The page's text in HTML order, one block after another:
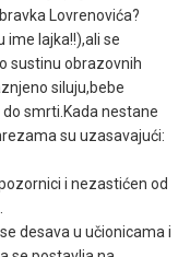
Lovrenovića?
ime lajka!!),ali se
sustinu obrazovnih
siluju,bebe
smrti.Kada nestane
su uzasavajući:
i nezastićen od
desava u učionicama i